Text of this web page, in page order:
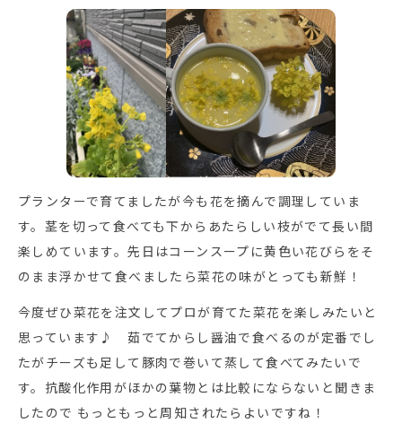
プランターで育てましたが今も花を摘んで調理していま
す。茎を切って食べても下からあたらしい枝がでて長い間
楽しめています。先日はコーンスープに黄色い花びらをそ
のまま浮かせて食べましたら菜花の味がとっても新鮮！
今度ぜひ菜花を注文してプロが育てた菜花を楽しみたいと
思っています♪ 茹でてからし醤油で食べるのが定番でし
たがチーズも足して豚肉で巻いて蒸して食べてみたいで
す。抗酸化作用がほかの葉物とは比較にならないと聞きま
したので もっともっと周知されたらよいですね！